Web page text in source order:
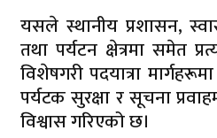
यसले स्थानीय प्रशासन,
तथा पर्यटन क्षेत्रमा समेत
विशेषगरी पदयात्रा
पर्यटक सुरक्षा र सूचना
विश्वास गरिएको छ।